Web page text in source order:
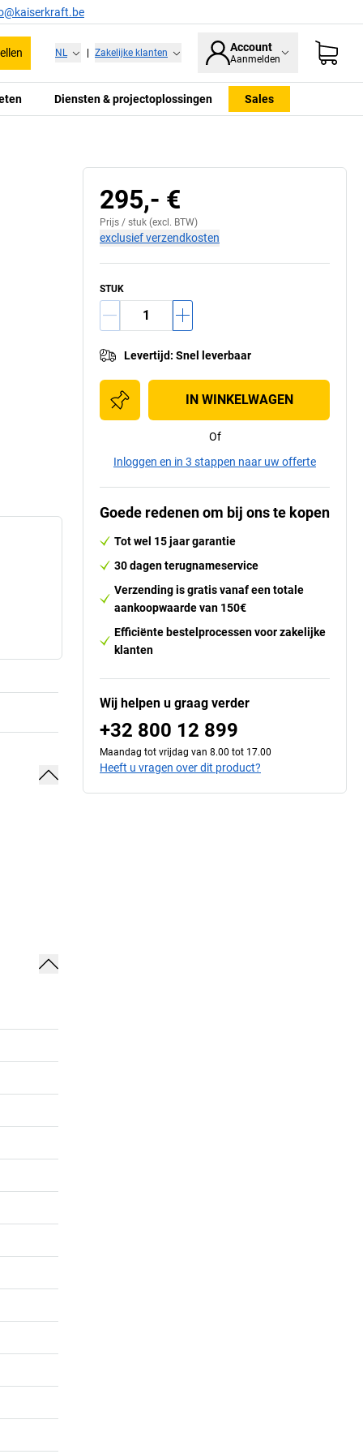
NL Zakelijke klanten Account
Aanmelden
Diensten & projectoplossingen Sales
295,- €
Prijs / stuk (excl. BTW)
exclusief verzendkosten
STUK
Levertijd: Snel leverbaar
IN WINKELWAGEN
Of
Inloggen en in 3 stappen naar uw offerte
Goede redenen om bij ons te kopen
Tot wel 15 jaar garantie
30 dagen terugnameservice
Verzending is gratis vanaf een totale
aankoopwaarde van 150€
Efficiënte bestelprocessen voor zakelijke
klanten
Wij helpen u graag verder
+32 800 12 899
Maandag tot vrijdag van 8.00 tot 17.00
Heeft u vragen over dit product?